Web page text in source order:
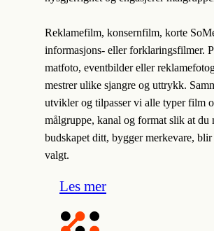
Reklamefilm, konsernfilm, korte
informasjons- eller forklaringsfilmer.
matfoto, eventbilder eller
mestrer ulike sjangre og uttrykk.
utvikler og tilpasser vi alle typer film
målgruppe, kanal og format slik at du
budskapet ditt, bygger merkevare,
valgt.
Les mer